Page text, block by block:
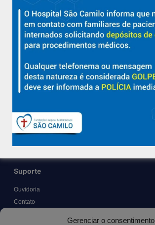
Gerenciar o consentimento
Sobre
Nossa História e Fundador
Trabalhe Conosco
Blog
Suporte
Ouvidoria
Contato